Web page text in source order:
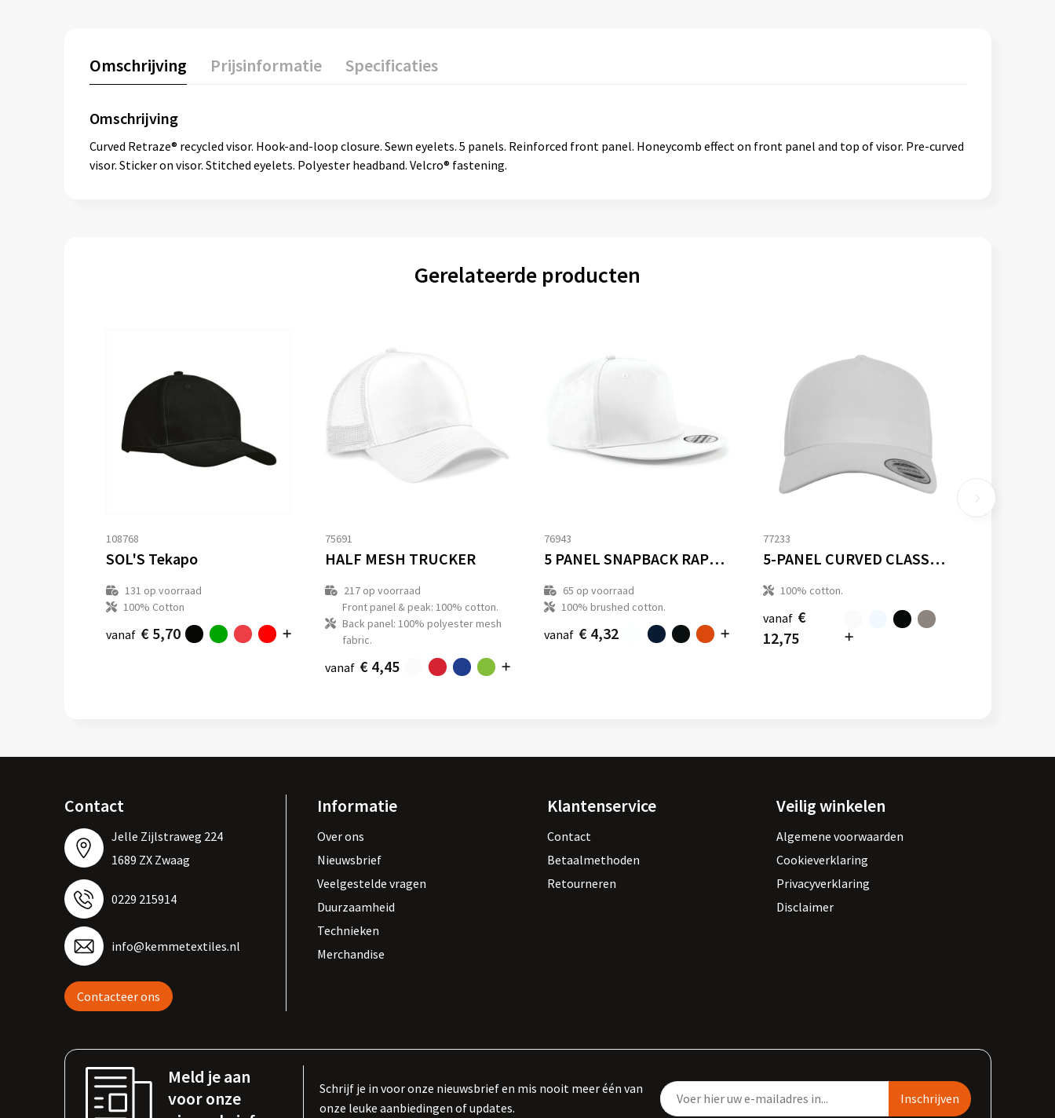
Omschrijving Prijsinformatie Specificaties
Omschrijving
Curved Retraze® recycled visor. Hook-and-loop closure. Sewn eyelets. 5 panels. Reinforced front panel. Honeycomb effect on front panel and top of visor. Pre-curved
visor. Sticker on visor. Stitched eyelets. Polyester headband. Velcro® fastening.
Gerelateerde producten
108768
SOL'S Tekapo
131 op voorraad
100% Cotton
vanaf € 5,70
75691
HALF MESH TRUCKER
217op voorraad
Front panel & peak: 100% cotton.
Back panel: 100% polyester mesh
fabric.
vanaf € 4,45
76943
5 PANEL SNAPBACK RAPPER CAP
65 op voorraad
100% brushed cotton.
vanaf € 4,32
77233
5-PANEL CURVED CLASSIC SNAPBACK
100% cotton.
vanaf €
12,75
Contact
Jelle Zijlstraweg 224
1689 ZX Zwaag
0229 215914
info@kemmetextiles.nl
Contacteer ons
Informatie
Over ons
Nieuwsbrief
Veelgestelde vragen
Duurzaamheid
Technieken
Merchandise
Klantenservice
Contact
Betaalmethoden
Retourneren
Veilig winkelen
Algemene voorwaarden
Cookieverklaring
Privacyverklaring
Disclaimer
Meld je aan
voor onze
Schrijf je in voor onze nieuwsbrief en mis nooit meer één van
onze leuke aanbiedingen of updates.